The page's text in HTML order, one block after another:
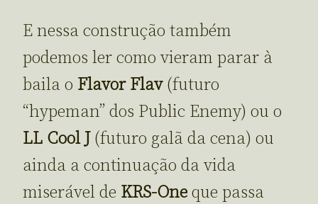
E nessa construção também
podemos ler como vieram parar à
baila o Flavor Flav(futuro
“hypeman” dos Public Enemy) ou o
LL Cool J(futuro galã da cena) ou
ainda a continuação da vida
miserável de KRS-One que passa